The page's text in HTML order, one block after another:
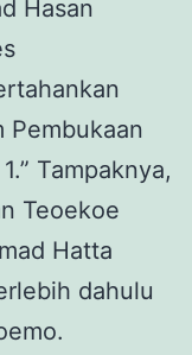
Hasan
Pembukaan
Tampaknya,
Teoekoe
Hatta
dahulu